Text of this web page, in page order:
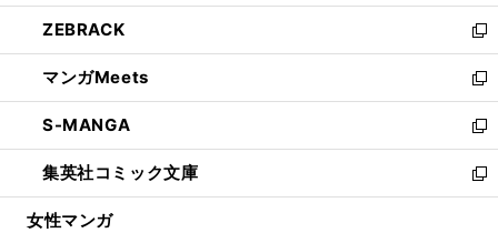
開
く
ウ
で
開
く
ン
ド
ウ
で
開
く
ウ
ィ
ン
ド
ウ
で
開
く
し
い
ウ
ィ
ン
ド
ウ
で
開
ZEBRACK
新
し
い
ウ
ィ
ン
ド
ウ
マンガMeets
新
し
い
ウ
ィ
ン
S-MANGA
新
し
い
ウ
集英社コミック文庫
新
し
女性マンガ